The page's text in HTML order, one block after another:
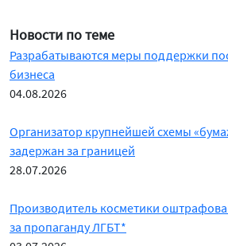
Новости по теме
Разрабатываются меры поддержки
бизнеса
04.08.2026
Организатор крупнейшей схемы
задержан за границей
28.07.2026
Производитель косметики
за пропаганду ЛГБТ*